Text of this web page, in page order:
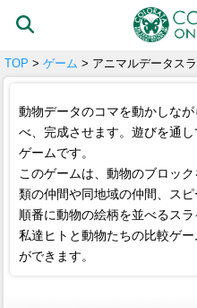
TOP > ゲーム > アニマルデータス
動物データのコマを動かしな
べ、完成させます。遊びを通
ゲームです。
このゲームは、動物のブロッ
類の仲間や同地域の仲間、ス
順番に動物の絵柄を並べるスラ
私達ヒトと動物たちの比較ゲ
ができます。